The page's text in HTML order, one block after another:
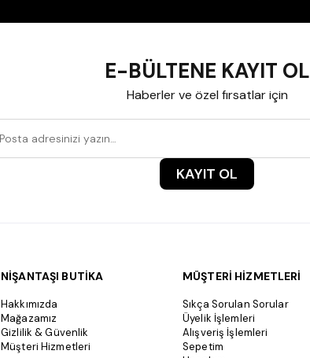
E-BÜLTENE KAYIT OL
Haberler ve özel fırsatlar için
KAYIT OL
NİŞANTAŞI BUTİKA
Hakkımızda
Mağazamız
Gizlilik & Güvenlik
Müşteri Hizmetleri
MÜŞTERİ HİZMETLERİ
Sıkça Sorulan Sorular
Üyelik İşlemleri
Alışveriş İşlemleri
Sepetim